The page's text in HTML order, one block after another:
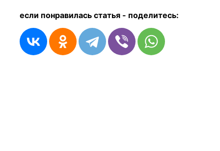
если понравилась статья - поделитесь: